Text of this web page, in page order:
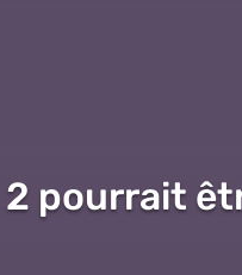
2 pourrait